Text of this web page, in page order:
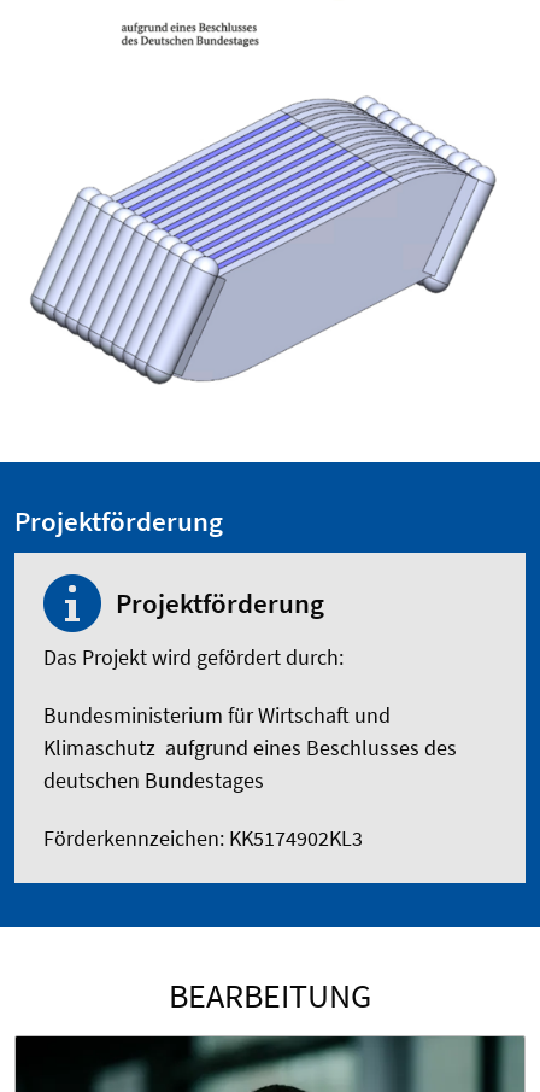
Projektförderung
Projektförderung
Das Projekt wird gefördert durch:
Bundesministerium für Wirtschaft und
Klimaschutz aufgrund eines Beschlusses des
deutschen Bundestages
Förderkennzeichen: KK5174902KL3
BEARBEITUNG